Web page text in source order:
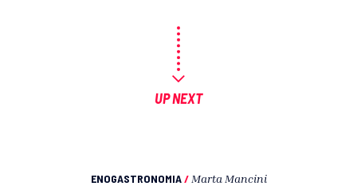
UP NEXT
ENOGASTRONOMIA / Marta Mancini